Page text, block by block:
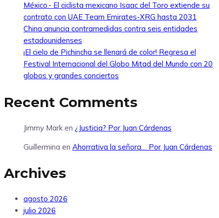
México.- El ciclista mexicano Isaac del Toro extiende su
contrato con UAE Team Emirates-XRG hasta 2031
China anuncia contramedidas contra seis entidades
estadounidenses
¡El cielo de Pichincha se llenará de color! Regresa el
Festival Internacional del Globo Mitad del Mundo con 20
globos y grandes conciertos
Recent Comments
Jimmy Mark en ¿Justicia? Por Juan Cárdenas
Guillermina en Ahorrativa la señora… Por Juan Cárdenas
Archives
agosto 2026
julio 2026